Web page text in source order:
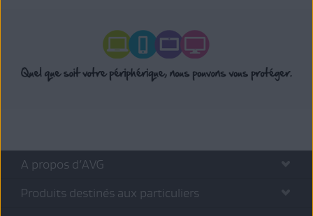
A propos d’AVG
Produits destinés aux particuliers